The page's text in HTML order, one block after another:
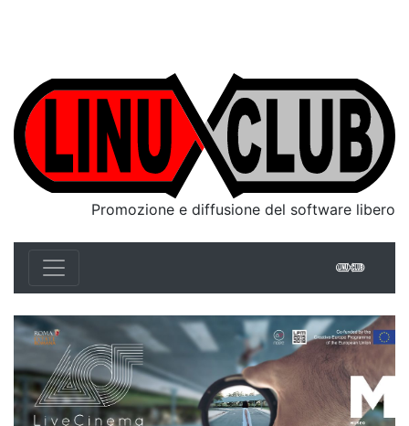
Linux Club ItaliaPromozione e diffusione del software libero